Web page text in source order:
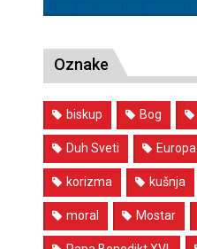
Oznake
biskup Bog
Duh Sveti Europa
korizma kušnja
moral Mostar